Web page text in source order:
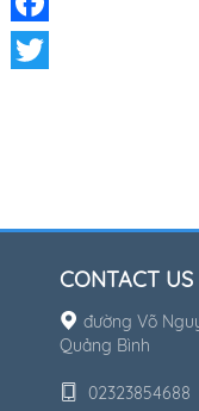
CONTACT US
đường Võ
Quảng Bình
02323854688
Facebook